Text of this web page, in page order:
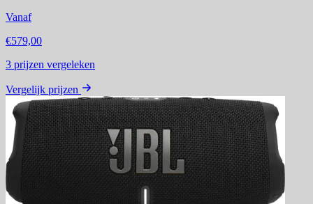
Vanaf
€579,00
3 prijzen vergeleken
Vergelijk prijzen